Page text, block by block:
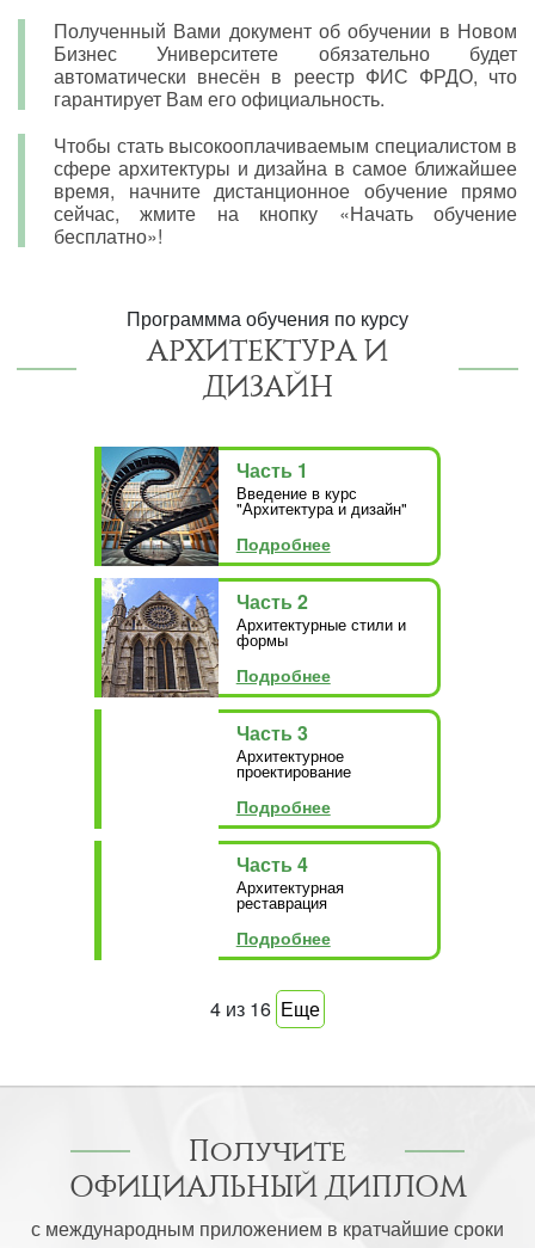
Полученный Вами документ об обучении в Новом
Бизнес Университете обязательно будет
автоматически внесён в реестр ФИС ФРДО, что
гарантирует Вам его официальность.
Чтобы стать высокооплачиваемым специалистом в
сфере архитектуры и дизайна в самое ближайшее
время, начните дистанционное обучение прямо
сейчас, жмите на кнопку «Начать обучение
бесплатно»!
Программма обучения по курсу
АРХИТЕКТУРА И
ДИЗАЙН
Часть 1
Введение в курс
"Архитектура и дизайн"
Подробнее
Часть 2
Архитектурные стили и
формы
Подробнее
Часть 3
Архитектурное
проектирование
Подробнее
Часть 4
Архитектурная
реставрация
Подробнее
4 из 16 Еще
Получите
ОФИЦИАЛЬНЫЙ ДИПЛОМ
с международным приложением в кратчайшие сроки